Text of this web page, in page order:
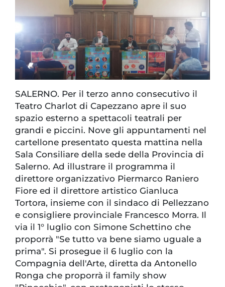
SALERNO. Per il terzo anno consecutivo il
Teatro Charlot di Capezzano apre il suo
spazio esterno a spettacoli teatrali per
grandi e piccini. Nove gli appuntamenti nel
cartellone presentato questa mattina nella
Sala Consiliare della sede della Provincia di
Salerno. Ad illustrare il programma il
direttore organizzativo Piermarco Raniero
Fiore ed il direttore artistico Gianluca
Tortora, insieme con il sindaco di Pellezzano
e consigliere provinciale Francesco Morra. Il
via il 1° luglio con Simone Schettino che
proporrà "Se tutto va bene siamo uguale a
prima". Si prosegue il 6 luglio con la
Compagnia dell'Arte, diretta da Antonello
Ronga che proporrà il family show